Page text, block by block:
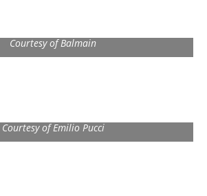
Courtesy of Balmain
Courtesy of Emilio Pucci